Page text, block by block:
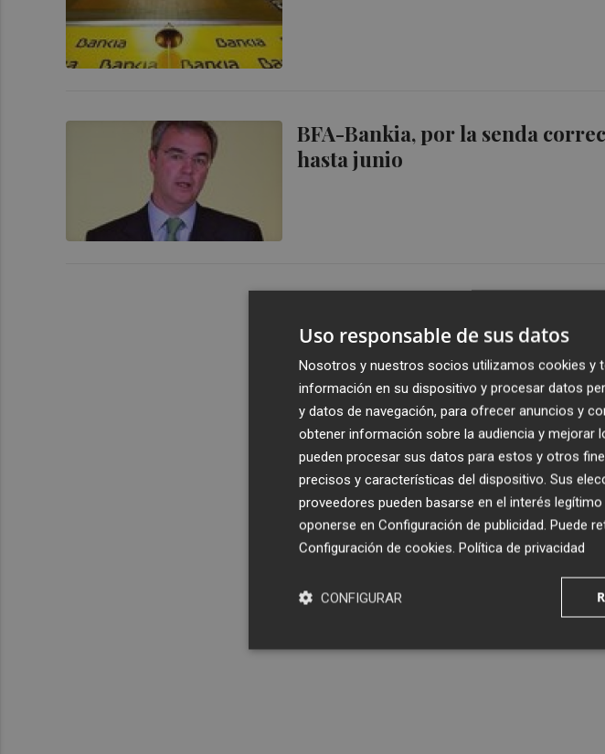
BFA-Bankia, por la senda
hasta junio
Uso responsable de sus datos
Nosotros y nuestros socios utilizamos cookies y
información en su dispositivo y procesar datos
y datos de navegación, para ofrecer anuncios y
obtener información sobre la audiencia y mejorar
pueden procesar sus datos para estos y otros
precisos y características del dispositivo. Sus
proveedores pueden basarse en el interés
oponerse en Configuración de publicidad. Puede
Configuración de cookies. Política de privacidad
CONFIGURAR